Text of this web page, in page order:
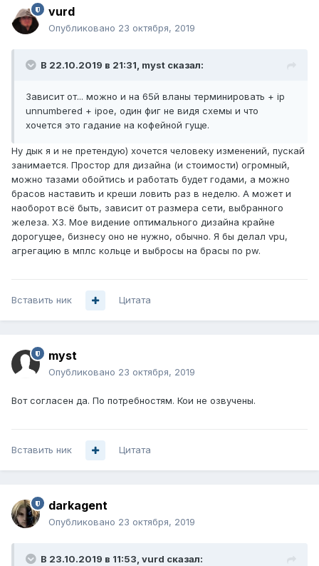
vurd
Опубликовано 23 октября, 2019
В 22.10.2019 в 21:31, myst сказал:
Зависит от... можно и на 65й вланы терминировать + ip
unnumbered + ipoe, один фиг не видя схемы и что
хочется это гадание на кофейной гуще.
Ну дык я и не претендую) хочется человеку изменений, пускай
занимается. Простор для дизайна (и стоимости) огромный,
можно тазами обойтись и работать будет годами, а можно
брасов наставить и креши ловить раз в неделю. А может и
наоборот всё быть, зависит от размера сети, выбранного
железа. ХЗ. Мое видение оптимального дизайна крайне
дорогущее, бизнесу оно не нужно, обычно. Я бы делал vpu,
агрегацию в мплс кольце и выбросы на брасы по pw.
Вставить ник Цитата
myst
Опубликовано 23 октября, 2019
Вот согласен да. По потребностям. Кои не озвучены.
Вставить ник Цитата
darkagent
Опубликовано 23 октября, 2019
В 23.10.2019 в 11:53, vurd сказал: